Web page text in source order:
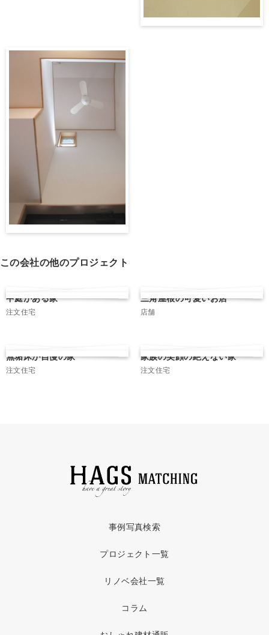
この会社の他のプロジェクト
中庭がある家
注文住宅
三角屋根の可愛いお店
店舗
無垢床が自慢の家
注文住宅
家族の笑顔の絶えない家
注文住宅
事例写真検索
プロジェクト一覧
リノベ会社一覧
コラム